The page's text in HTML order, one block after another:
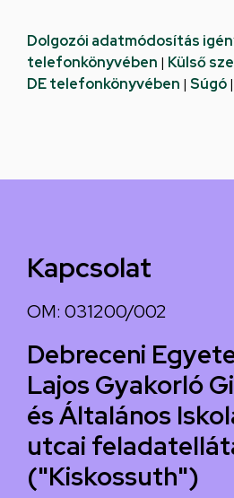
Dolgozói adatmódosítás
telefonkönyvében | Külső
DE telefonkönyvében | Súgó|
Kapcsolat
OM: 031200/002
Debreceni
Lajos Gyakorló
és Általános
utcai
("Kiskossuth")